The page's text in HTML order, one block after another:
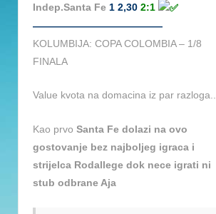
Indep.Santa Fe 1 2,30 2:1
—————————————
KOLUMBIJA: COPA COLOMBIA – 1/8
FINALA
Value kvota na domacina iz par razloga..
Kao prvo Santa Fe dolazi na ovo
gostovanje bez najboljeg igraca i
strijelca Rodallege dok nece igrati ni
stub odbrane Aja